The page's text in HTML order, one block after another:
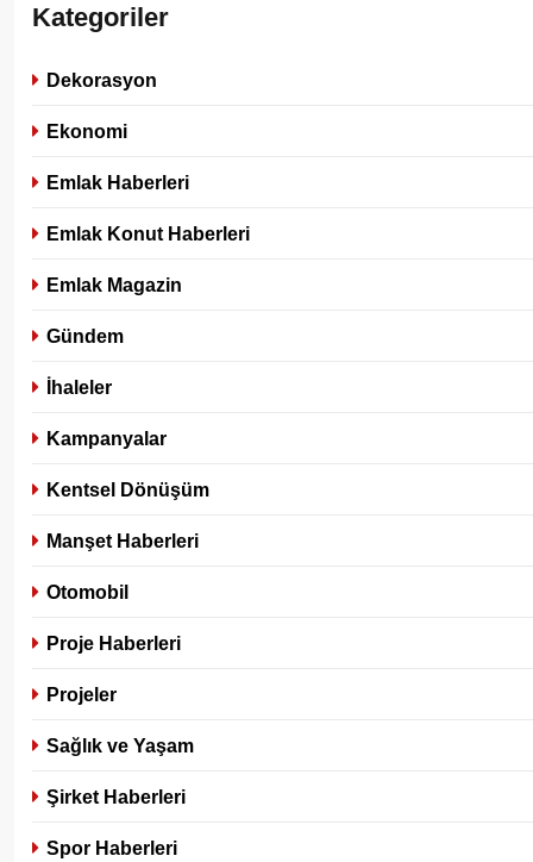
Kategoriler
Dekorasyon
Ekonomi
Emlak Haberleri
Emlak Konut Haberleri
Emlak Magazin
Gündem
İhaleler
Kampanyalar
Kentsel Dönüşüm
Manşet Haberleri
Otomobil
Proje Haberleri
Projeler
Sağlık ve Yaşam
Şirket Haberleri
Spor Haberleri